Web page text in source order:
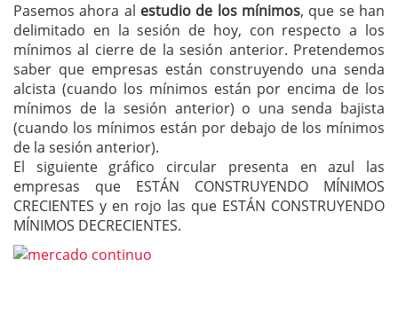
Pasemos ahora al estudio de los mínimos, que se han
delimitado en la sesión de hoy, con respecto a los
mínimos al cierre de la sesión anterior. Pretendemos
saber que empresas están construyendo una senda
alcista (cuando los mínimos están por encima de los
mínimos de la sesión anterior) o una senda bajista
(cuando los mínimos están por debajo de los mínimos
de la sesión anterior).
El siguiente gráfico circular presenta en azul las
empresas que ESTÁN CONSTRUYENDO MÍNIMOS
CRECIENTES y en rojo las que ESTÁN CONSTRUYENDO
MÍNIMOS DECRECIENTES.